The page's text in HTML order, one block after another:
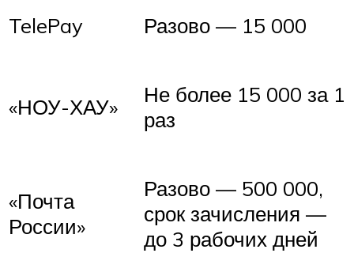
TelePay Разово — 15 000
«НОУ-ХАУ»
Не более 15 000 за 1
раз
«Почта
России»
Разово — 500 000,
срок зачисления —
до 3 рабочих дней